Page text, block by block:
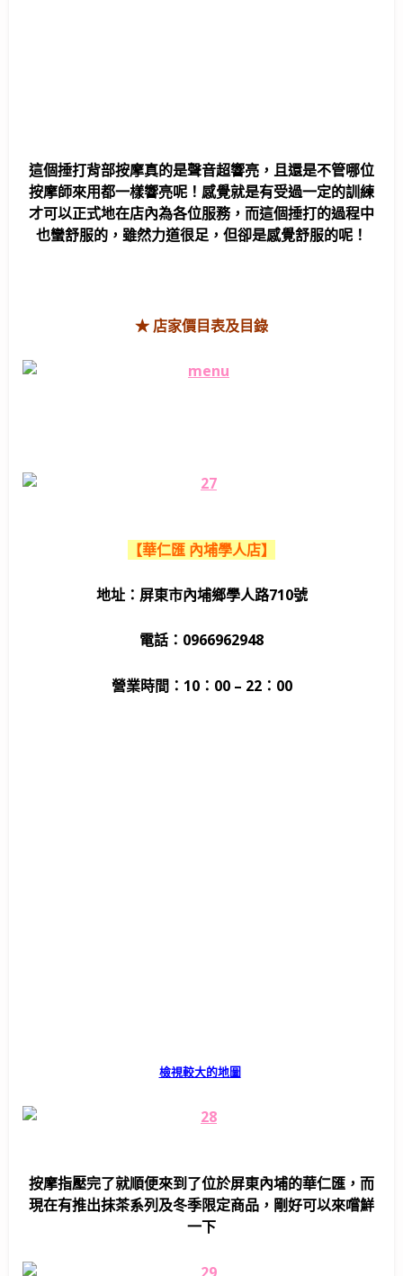
這個捶打背部按摩真的是聲音超響亮，且還是不管哪位
按摩師來用都一樣響亮呢！感覺就是有受過一定的訓練
才可以正式地在店內為各位服務，而這個捶打的過程中
也蠻舒服的，雖然力道很足，但卻是感覺舒服的呢！
★ 店家價目表及目錄
【華仁匯 內埔學人店】
地址：屏東市內埔鄉學人路710號
電話：0966962948
營業時間：10：00 – 22：00
檢視較大的地圖
按摩指壓完了就順便來到了位於屏東內埔的華仁匯，而
現在有推出抹茶系列及冬季限定商品，剛好可以來嚐鮮
一下